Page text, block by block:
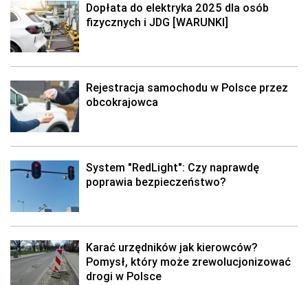
Dopłata do elektryka 2025 dla osób
fizycznych i JDG [WARUNKI]
Rejestracja samochodu w Polsce przez
obcokrajowca
System "RedLight": Czy naprawdę
poprawia bezpieczeństwo?
Karać urzędników jak kierowców?
Pomysł, który może zrewolucjonizować
drogi w Polsce